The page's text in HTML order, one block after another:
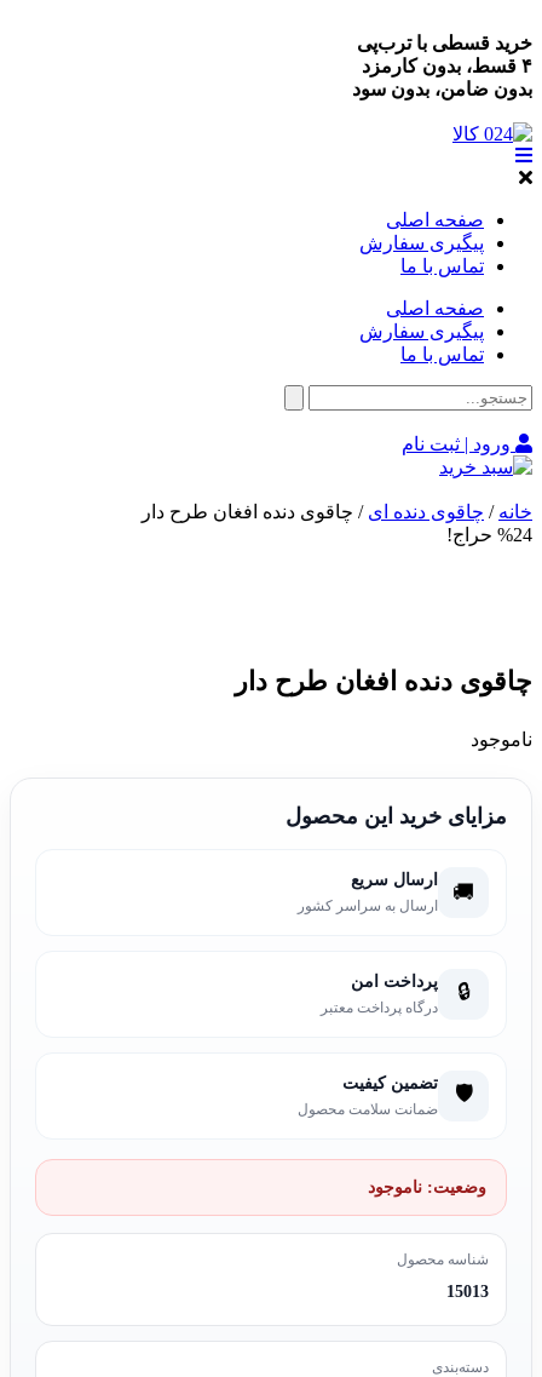
خرید قسطی با ترب‌پی
۴ قسط، بدون کارمزد
بدون ضامن، بدون سود
صفحه اصلی
پیگیری سفارش
تماس با ما
صفحه اصلی
پیگیری سفارش
تماس با ما
ورود | ثبت نام
خانه / چاقوی دنده ای / چاقوی دنده افغان طرح دار
%24 حراج!
چاقوی دنده افغان طرح دار
ناموجود
مزایای خرید این محصول
🚚 ارسال سریع
ارسال به سراسر کشور
🔒 پرداخت امن
درگاه پرداخت معتبر
🛡️ تضمین کیفیت
ضمانت سلامت محصول
وضعیت: ناموجود
شناسه محصول
15013
دسته‌بندی